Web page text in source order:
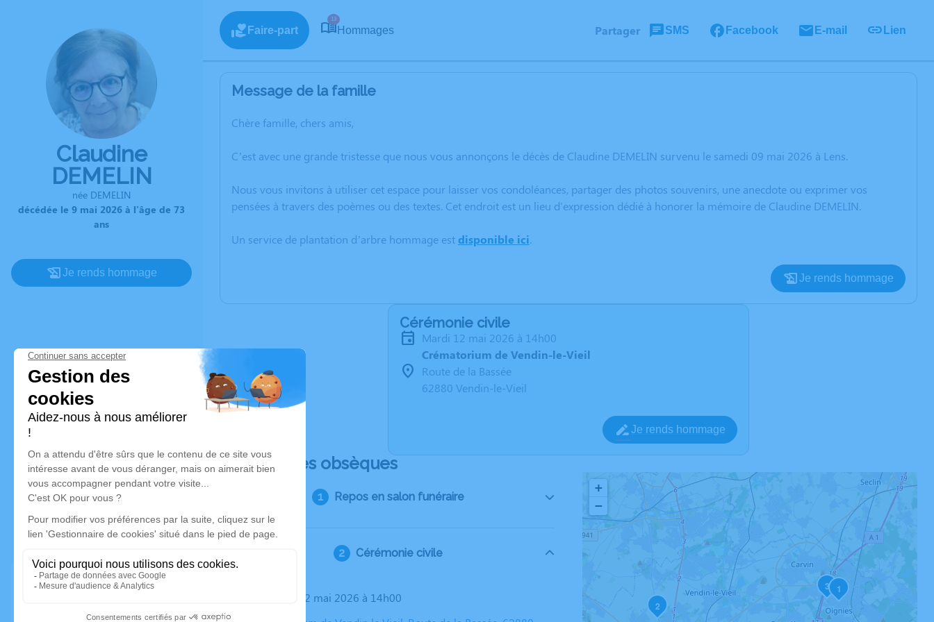
Claudine
DEMELIN
née DEMELIN
décédée le 9 mai 2026 à l'âge de 73
ans
Je rends hommage
Faire-part
13
Hommages Partager SMS Facebook E-mail Lien
Message de la famille
Chère famille, chers amis,
C’est avec une grande tristesse que nous vous annonçons le décès de Claudine DEMELIN survenu le samedi 09 mai 2026 à Lens.
Nous vous invitons à utiliser cet espace pour laisser vos condoléances, partager des photos souvenirs, une anecdote ou exprimer vos
pensées à travers des poèmes ou des textes. Cet endroit est un lieu d'expression dédié à honorer la mémoire de Claudine DEMELIN.
Un service de plantation d’arbre hommage estdisponible ici.
Je rends hommage
Cérémonie civile
mardi 12 mai 2026 à 14h00
Crématorium de Vendin-le-Vieil
Route de la Bassée
62880 Vendin-le-Vieil
Je rends hommage
Déroulé des obsèques
Repos en salon funéraire
Cérémonie civile
Le mardi 12 mai 2026 à 14h00
1
2
3
+
−